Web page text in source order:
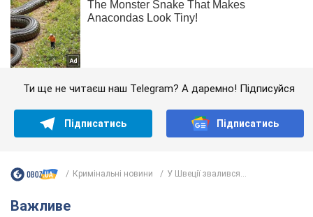
Ти ще не читаєш наш Telegram? А даремно! Підписуйся
Підписатись Підписатись
Кримінальні новини У Швеції звалився...
Важливе